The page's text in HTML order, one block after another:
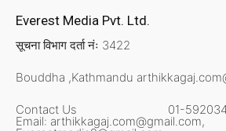
Everest Media Pvt. Ltd.
सूचना विभाग दर्ता नंः 3422
Bouddha ,Kathmandu
Contact Us 01-
Email: arthikkagaj.com@gmail.com,